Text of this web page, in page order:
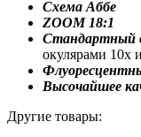
Схема Аббе
ZOOM 18:1
Стандартный
окулярами 10х
Высочайшее
Другие товары: